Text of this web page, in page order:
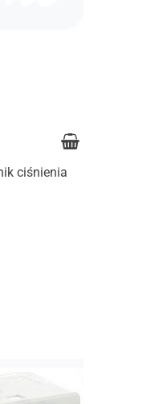
ciśnienia